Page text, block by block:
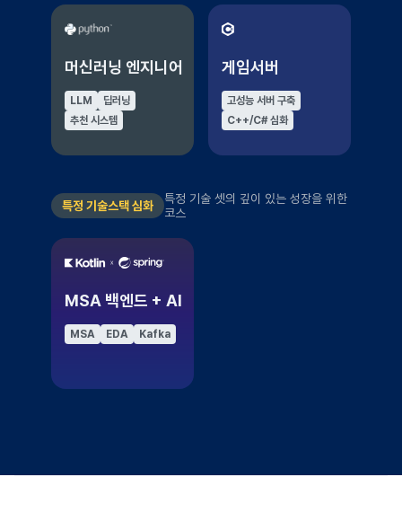
머신러닝 엔지니어
LLM
딥러닝
추천 시스템
게임서버
고성능 서버 구축
C++/C# 심화
특정 기술스택 심화
특정 기술 셋의 깊이 있는 성장을 위한
코스
MSA 백엔드 + AI
MSA EDA Kafka